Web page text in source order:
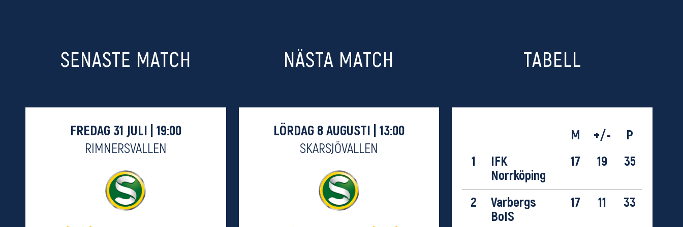
SENASTE MATCH
FREDAG 31 JULI | 19:00
RIMNERSVALLEN
NÄSTA MATCH
LÖRDAG 8 AUGUSTI | 13:00
SKARSJÖVALLEN
TABELL
M +/-
P
1
IFK
Norrköping
17 19 35
2
Varbergs
BoIS
17 11 33